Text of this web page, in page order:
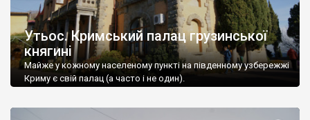
Утьос. Кримський палац грузинської
княгині
Майже у кожному населеному пункті на південному узбережжі
Криму є свій палац (а часто і не один).